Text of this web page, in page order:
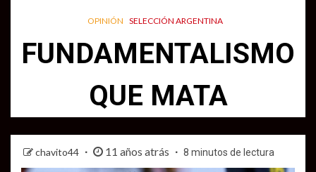
OPINIÓN SELECCIÓN ARGENTINA
FUNDAMENTALISMO
QUE MATA
chavito44 11 años atrás 8 minutos de lectura